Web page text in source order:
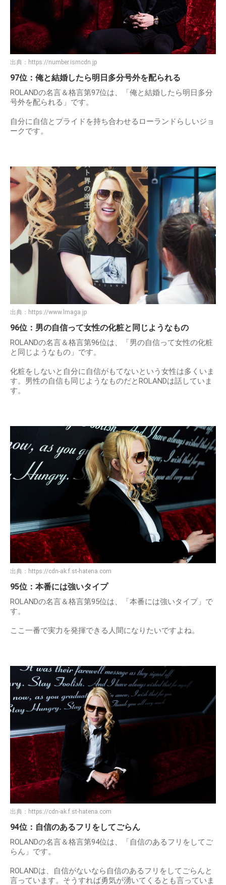
出典： https://number.ismcdn.jp
97位：俺と結婚したら明日多分号外を配られる
ROLANDの名言＆格言第97位は、「俺と結婚したら明日多分
号外を配られる」です。
自分に自信とプライドを持ち合わせるローランドらしいジョ
ークです。
出典： https://www.lmaga.jp
96位：男の自信って女性の化粧と同じようなもの
ROLANDの名言＆格言第96位は、「男の自信って女性の化粧
と同じようなもの」です。
化粧をしないと自分に自信がもてないという女性は多くいま
す。男性の自信も同じようなものだとROLANDは話していま
す。
出典： https://cdn-ak.f.st-hatena.com
95位：本番には強いタイプ
ROLANDの名言＆格言第95位は、「本番には強いタイプ」で
す。
ここ一番で実力を発揮できる人間になりたいですよね。
出典： https://cdn-ak.f.st-hatena.com
94位：自信のあるフリをしてごらん
ROLANDの名言＆格言第94位は、「自信のあるフリをしてご
らん」です。
ROLANDは、自信がないなら自信のあるフリをしてごらんと
言っています。そうすれば勇気が湧いてくるとも言っていま